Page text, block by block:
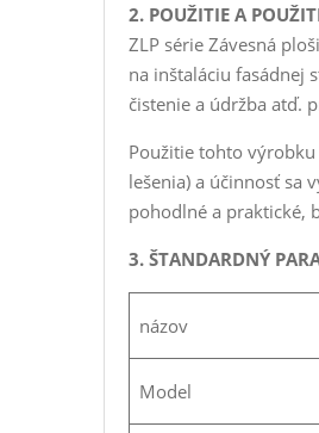
2. POUŽITIE A
ZLP série Závesná
na inštaláciu fasádnej
čistenie a údržba atď.
Použitie tohto
lešenia) a účinnosť sa
pohodlné a praktické,
3. ŠTANDARDNÝ
názov
Model